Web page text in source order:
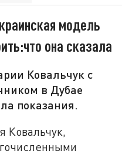
модель
она сказала
Ковальчук с
в Дубае
показания.
Ковальчук,